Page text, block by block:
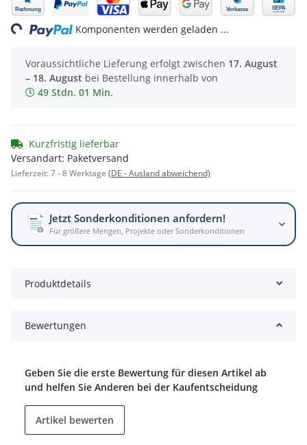
Komponenten werden geladen ...
Voraussichtliche Lieferung erfolgt zwischen 17. August
– 18. August bei Bestellung innerhalb von
49 Stdn. 01 Min.
Kurzfristig lieferbar
Versandart: Paketversand
Lieferzeit:7 - 8 Werktage (DE - Ausland abweichend)
Jetzt Sonderkonditionen anfordern!
Für größere Mengen, Projekte oder Sonderkonditionen
Produktdetails
Bewertungen
Geben Sie die erste Bewertung für diesen Artikel ab
und helfen Sie Anderen bei der Kaufentscheidung
Artikel bewerten